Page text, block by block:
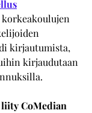
korkeakoulujen
kirjautumista,
kirjaudutaan
liity CoMedian